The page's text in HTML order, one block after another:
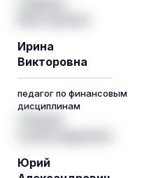
Ирина
Викторовна
педагог по финансовым
дисциплинам
Юрий